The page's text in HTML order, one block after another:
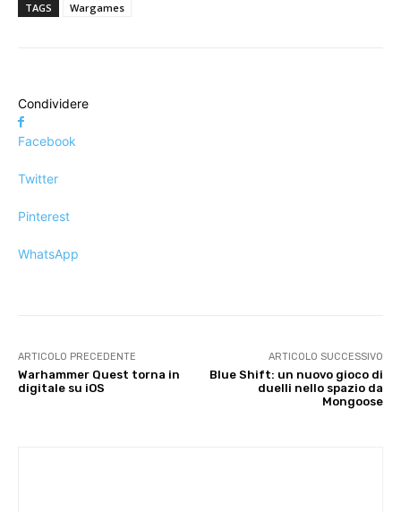
TAGS Wargames
Condividere
Facebook
Twitter
Pinterest
WhatsApp
ARTICOLO PRECEDENTE
Warhammer Quest torna in
digitale su iOS
ARTICOLO SUCCESSIVO
Blue Shift: un nuovo gioco di
duelli nello spazio da
Mongoose